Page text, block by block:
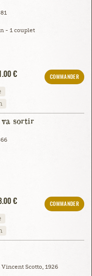
- 1 couplet
€
COMMANDER
va sortir
€
COMMANDER
Scotto, 1926